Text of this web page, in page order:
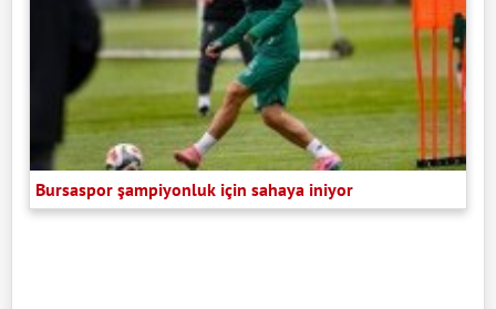
Bursaspor şampiyonluk için sahaya iniyor